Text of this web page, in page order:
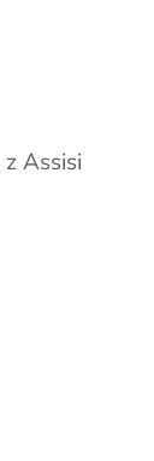
Assisi